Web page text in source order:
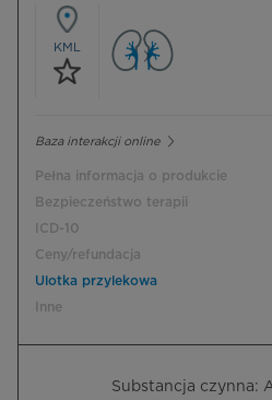
KML
Baza interakcji online
Pełna informacja o produkcie
Bezpieczeństwo terapii
ICD-10
Ceny/refundacja
Ulotka przylekowa
Inne
Substancja czynna: